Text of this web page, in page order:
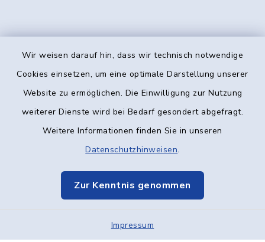
Wir weisen darauf hin, dass wir technisch notwendige
Cookies einsetzen, um eine optimale Darstellung unserer
Website zu ermöglichen. Die Einwilligung zur Nutzung
weiterer Dienste wird bei Bedarf gesondert abgefragt.
Weitere Informationen finden Sie in unseren
Datenschutzhinweisen.
Zur Kenntnis genommen
Impressum
Kontakt
Datenschutz
Elektronische Kommunikation
Sitemap